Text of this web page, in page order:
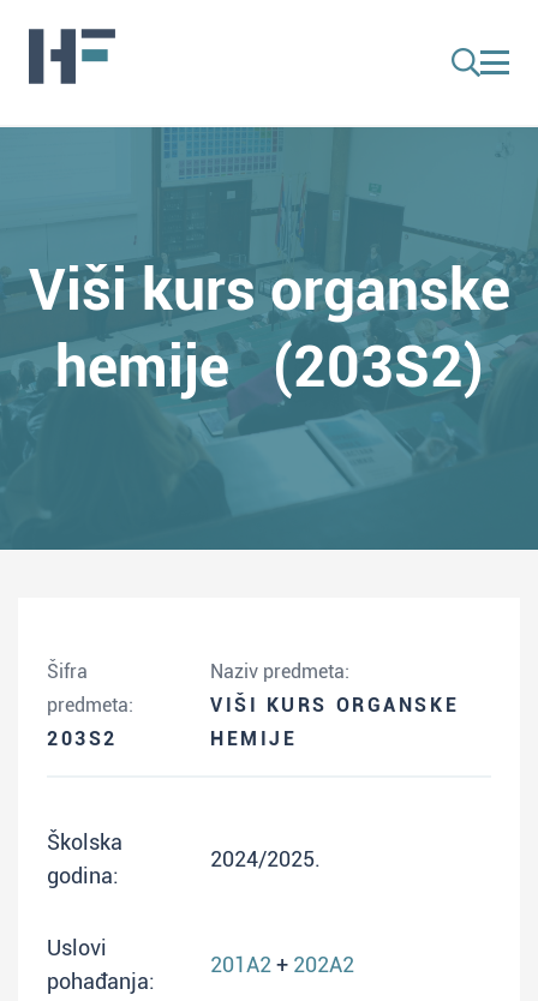
Viši kurs organske
hemije (203S2)
Šifra
predmeta:
203S2
Naziv predmeta:
VIŠI KURS ORGANSKE
HEMIJE
Školska
godina:
2024/2025.
Uslovi
pohađanja:
201A2 + 202A2